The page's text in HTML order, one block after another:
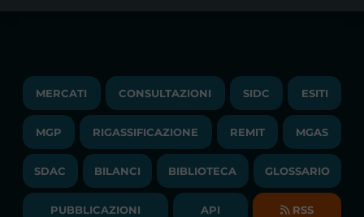
PUBBLICAZIONI
COMUNICATI/NEWS
NEWSLETTER
BILANCI DI ESERCIZIO
LAVORA CON NOI
CONTATTI
BANDI DI GARA E CONTRATTI
SOCIETA' TRASPARENTE
TRAYPORT M. ELETTRICO
LIQUIDITY PROVIDERS
BIBLIOTECA
GLOSSARIO
MERCATI CONSULTAZIONI SIDC ESITI
MGP RIGASSIFICAZIONE REMIT MGAS
SDAC BILANCI BIBLIOTECA GLOSSARIO
PUBBLICAZIONI API RSS